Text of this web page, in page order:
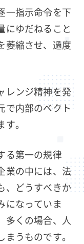
一指示命令を下
にゆだねること
萎縮させ、過度
レンジ精神を発
で内部のベクト
。
る第一の規律
業の中には、法
、どうすべきか
になっていま
多くの場合、人
うものです。